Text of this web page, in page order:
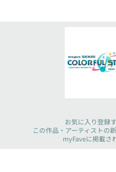
お気に入り登録す
この作品・アーティストの
myFaveに掲載さ